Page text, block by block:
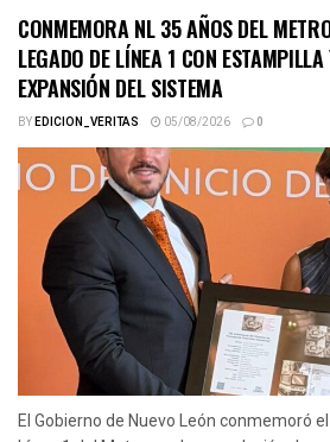
CONMEMORA NL 35 AÑOS DEL
LEGADO DE LÍNEA 1 CON
EXPANSIÓN DEL SISTEMA
BYEDICION_VERITAS 05/08/2026 0
El Gobierno de Nuevo León conmemoró